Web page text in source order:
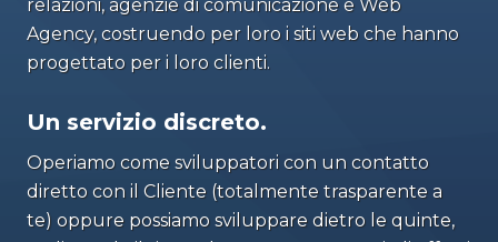
relazioni, agenzie di comunicazione e Web
Agency, costruendo per loro i siti web che hanno
progettato per i loro clienti.
Un servizio discreto.
Operiamo come sviluppatori con un contatto
diretto con il Cliente (totalmente trasparente a
te) oppure possiamo sviluppare dietro le quinte,